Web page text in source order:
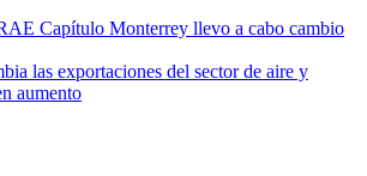
Capítulo Monterrey llevo a cabo cambio
las exportaciones del sector de aire y
aumento